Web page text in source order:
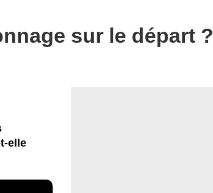
sur le départ ?
elle